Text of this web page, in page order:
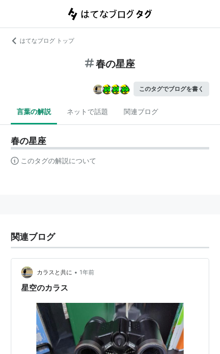
はてなブログ トップ
春の星座
このタグでブログを書く
言葉の解説 ネットで話題 関連ブログ
春の星座
このタグの解説について
関連ブログ
カラスと共に • 1年前
星空のカラス